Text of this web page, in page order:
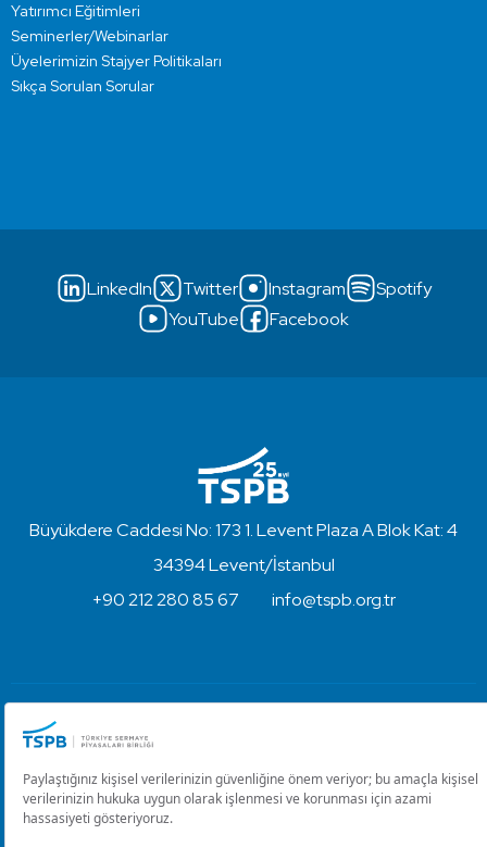
Yatırımcı Eğitimleri
Seminerler/Webinarlar
Üyelerimizin Stajyer Politikaları
Sıkça Sorulan Sorular
LinkedIn Twitter Instagram
Spotify
YouTube
Facebook
Büyükdere Caddesi No: 173 1. Levent Plaza A Blok Kat: 4
34394 Levent/İstanbul
+90 212 280 85 67
info@tspb.org.tr
Kullanım Koşulları ve Gizlilik
Çerez Ayarlarını Düzenle